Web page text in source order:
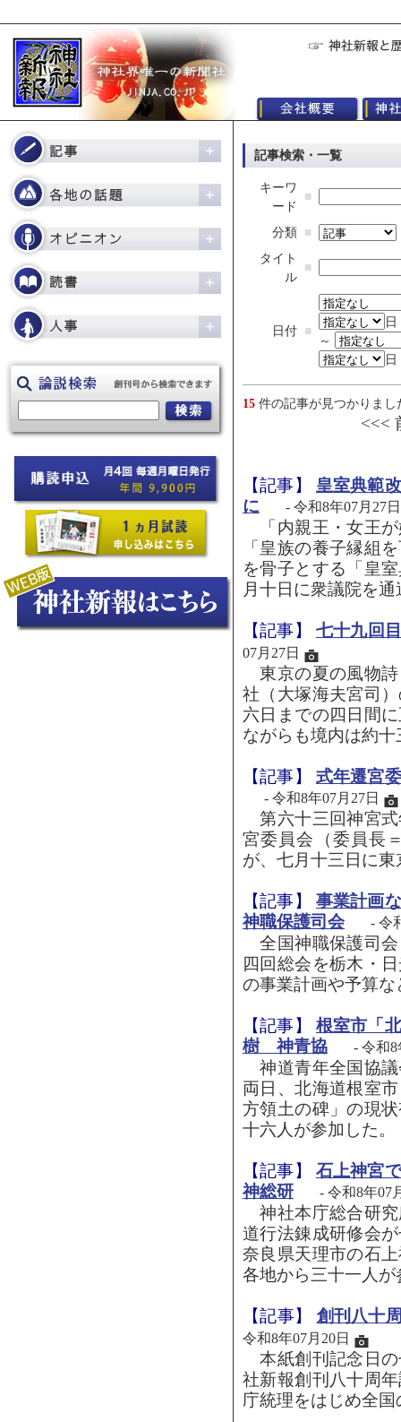
記事検索・一覧
キーワ
ード
■
分類 ■
タイト
ル
■
日付 ■
日
～
日
15 件の記事が見つかりまし
<<<
【記事】 皇室典範
に
- 令和8年07月27日
「内親王・女王が
「皇族の養子縁組
を骨子とする「皇
月十日に衆議院を
【記事】 七十九回
07月27日
東京の夏の風物詩
社（大塚海夫宮司
六日までの四日間
ながらも境内は約
【記事】 式年遷宮
- 令和8年07月27日
第六十三回神宮式
宮委員会（委員長
が、七月十三日に
【記事】 事業計画
神職保護司会
- 令
全国神職保護司会
四回総会を栃木・
の事業計画や予算
【記事】 根室市「
樹 神青協
- 令和8
神道青年全国協議
両日、北海道根室
方領土の碑」の現
十六人が参加した
【記事】 石上神宮
神総研
- 令和8年07
神社本庁総合研究
道行法錬成研修会
奈良県天理市の石
各地から三十一人
【記事】 創刊八十
令和8年07月20日
本紙創刊記念日の
社新報創刊八十周
庁統理をはじめ全